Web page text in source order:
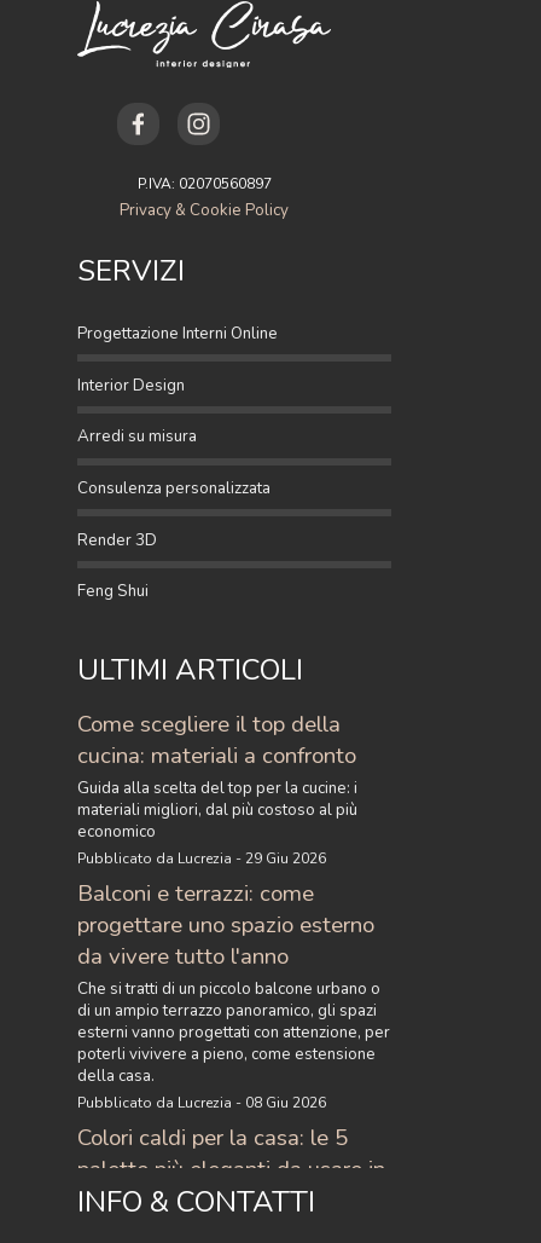
SERVIZI
Progettazione Interni Online
Interior Design
Arredi su misura
Consulenza personalizzata
Render 3D
Feng Shui
ULTIMI ARTICOLI
INFO & CONTATTI
Come scegliere il top della
cucina: materiali a confronto
Guida alla scelta del top per la cucine: i
materiali migliori, dal più costoso al più
economico
Pubblicato da Lucrezia - 29 Giu 2026
Balconi e terrazzi: come
progettare uno spazio esterno
da vivere tutto l'anno
Che si tratti di un piccolo balcone urbano o
di un ampio terrazzo panoramico, gli spazi
esterni vanno progettati con attenzione, per
poterli vivivere a pieno, come estensione
della casa.
Pubblicato da Lucrezia - 08 Giu 2026
Colori caldi per la casa: le 5
palette più eleganti da usare in
casa
P.IVA: 02070560897
Privacy & Cookie Policy